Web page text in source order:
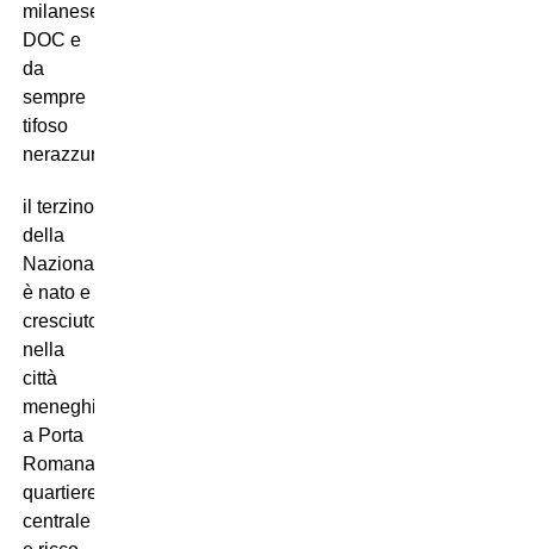
milanese
DOC e
da
sempre
tifoso
nerazzurro:
il terzino
della
Nazionale
è nato e
cresciuto
nella
città
meneghina,
a Porta
Romana,
quartiere
centrale